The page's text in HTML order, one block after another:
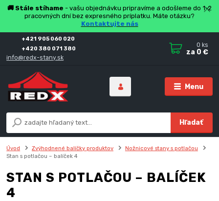
🚚 Stále stíhame - vašu objednávku pripravíme a odošleme do 1-2
pracovných dní bez expresného príplatku. Máte otázku?
Kontaktujte nás
Menu
Hľadať
+421 905 060 020
+420 380 071 380
info@redx-stany.sk
0 ks
za 0 €
Úvod Zvýhodnené balíčky produktov
Nožnicové stany s potlačou
Stan s potlačou – balíček 4
STAN S POTLAČOU – BALÍČEK
4